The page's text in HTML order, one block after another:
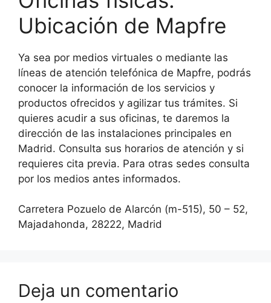
Ubicación de Mapfre
Ya sea por medios virtuales o mediante las
líneas de atención telefónica de Mapfre, podrás
conocer la información de los servicios y
productos ofrecidos y agilizar tus trámites. Si
quieres acudir a sus oficinas, te daremos la
dirección de las instalaciones principales en
Madrid. Consulta sus horarios de atención y si
requieres cita previa. Para otras sedes consulta
por los medios antes informados.
Carretera Pozuelo de Alarcón (m-515), 50 – 52,
Majadahonda, 28222, Madrid
Deja un comentario